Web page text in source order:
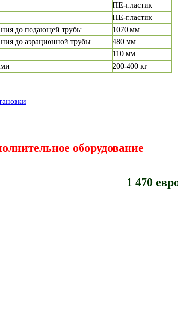
ПЕ-пластик
ПЕ-пластик
до подающей трубы
1070 мм
до аэрационной трубы
480 мм
110 мм
200-400 кг
оборудование
1 470